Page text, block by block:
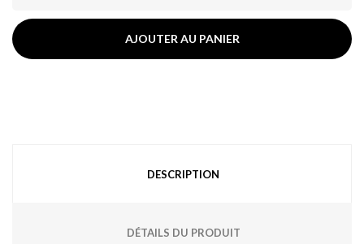
AJOUTER AU PANIER
DESCRIPTION
DÉTAILS DU PRODUIT